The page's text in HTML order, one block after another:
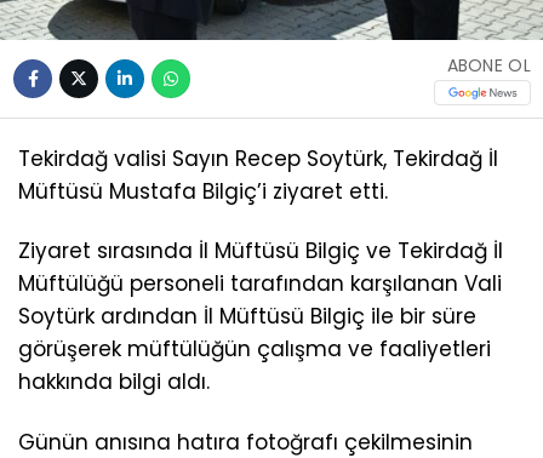
ABONE OL
Tekirdağ valisi Sayın Recep Soytürk, Tekirdağ İl
Müftüsü Mustafa Bilgiç’i ziyaret etti.
Ziyaret sırasında İl Müftüsü Bilgiç ve Tekirdağ İl
Müftülüğü personeli tarafından karşılanan Vali
Soytürk ardından İl Müftüsü Bilgiç ile bir süre
görüşerek müftülüğün çalışma ve faaliyetleri
hakkında bilgi aldı.
Günün anısına hatıra fotoğrafı çekilmesinin